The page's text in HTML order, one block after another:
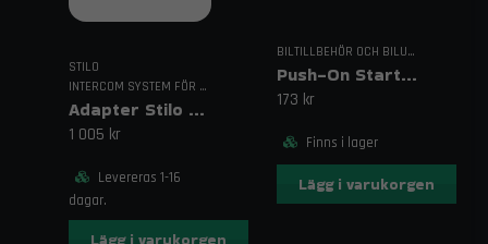
STILO
INTERCOM SYSTEM FÖR RACING
Adapter Stilo WRC
1 005 kr
Levereras 1-16
dagar.
Lägg i varukorgen
BILTILLBEHÖR OCH BILUTRUSTNING
Push-On Startknapp Röd 25A
173 kr
Finns i lager
Lägg i varukorgen